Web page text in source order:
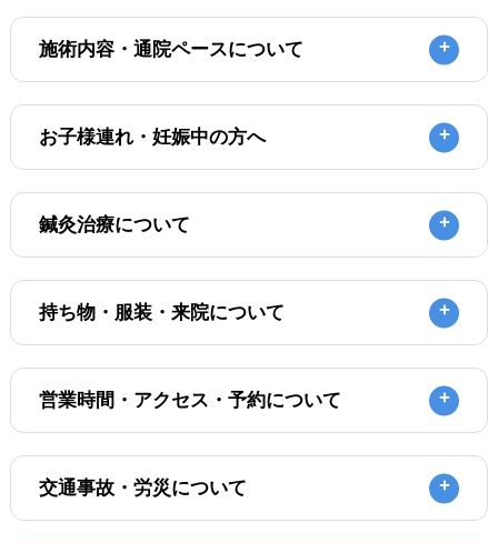
施術内容・通院ペースについて
お子様連れ・妊娠中の方へ
鍼灸治療について
持ち物・服装・来院について
営業時間・アクセス・予約について
交通事故・労災について